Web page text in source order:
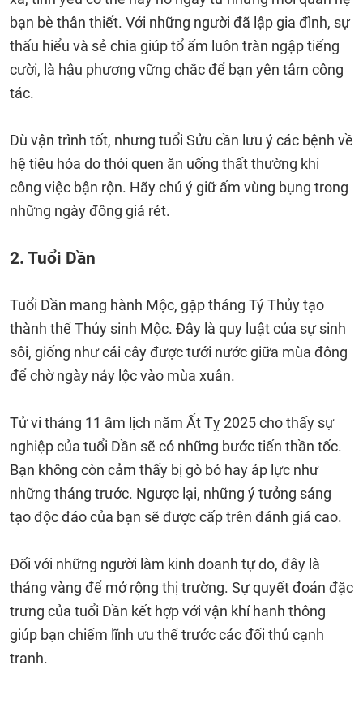
bạn bè thân thiết. Với những người đã lập gia đình, sự
thấu hiểu và sẻ chia giúp tổ ấm luôn tràn ngập tiếng
cười, là hậu phương vững chắc để bạn yên tâm công
tác.
Dù vận trình tốt, nhưng tuổi Sửu cần lưu ý các bệnh về
hệ tiêu hóa do thói quen ăn uống thất thường khi
công việc bận rộn. Hãy chú ý giữ ấm vùng bụng trong
những ngày đông giá rét.
2. Tuổi Dần
Tuổi Dần mang hành Mộc, gặp tháng Tý Thủy tạo
thành thế Thủy sinh Mộc. Đây là quy luật của sự sinh
sôi, giống như cái cây được tưới nước giữa mùa đông
để chờ ngày nảy lộc vào mùa xuân.
Tử vi tháng 11 âm lịch năm Ất Tỵ 2025 cho thấy sự
nghiệp của tuổi Dần sẽ có những bước tiến thần tốc.
Bạn không còn cảm thấy bị gò bó hay áp lực như
những tháng trước. Ngược lại, những ý tưởng sáng
tạo độc đáo của bạn sẽ được cấp trên đánh giá cao.
Đối với những người làm kinh doanh tự do, đây là
tháng vàng để mở rộng thị trường. Sự quyết đoán đặc
trưng của tuổi Dần kết hợp với vận khí hanh thông
giúp bạn chiếm lĩnh ưu thế trước các đối thủ cạnh
tranh.